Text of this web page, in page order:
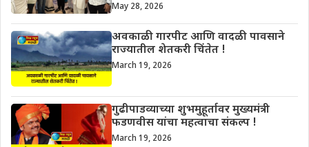
May 28, 2026
अवकाळी गारपीट आणि वादळी पावसाने
राज्यातील शेतकरी चिंतेत !
March 19, 2026
गुढीपाडव्याच्या शुभमुहूर्तावर मुख्यमंत्री
फडणवीस यांचा महत्वाचा संकल्प !
March 19, 2026